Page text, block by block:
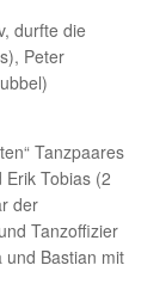
durfte die
Peter
Tanzpaares
Tobias (2
der
Tanzoffizier
und Bastian mit